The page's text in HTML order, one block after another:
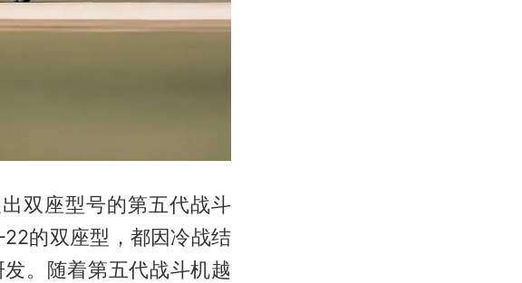
双座型号的第五代战斗
的双座型，都因冷战结
。随着第五代战斗机越